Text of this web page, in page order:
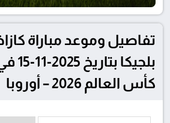
تفاصيل وموعد مباراة
كأس العالم 2026 – أوروبا